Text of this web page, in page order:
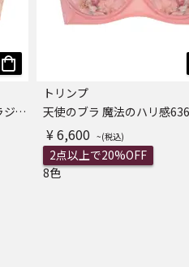
天使のブラ さら凛スリム654 ブラジャー
トリンプ
¥ 6,600
2点以上で20%OFF
8色